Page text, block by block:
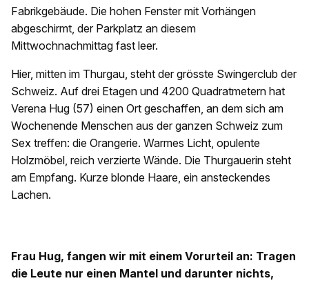
Fabrikgebäude. Die hohen Fenster mit Vorhängen
abgeschirmt, der Parkplatz an diesem
Mittwochnachmittag fast leer.
Hier, mitten im Thurgau, steht der grösste Swingerclub der
Schweiz. Auf drei Etagen und 4200 Quadratmetern hat
Verena Hug (57) einen Ort geschaffen, an dem sich am
Wochenende Menschen aus der ganzen Schweiz zum
Sex treffen: die Orangerie. Warmes Licht, opulente
Holzmöbel, reich verzierte Wände. Die Thurgauerin steht
am Empfang. Kurze blonde Haare, ein ansteckendes
Lachen.
Frau Hug, fangen wir mit einem Vorurteil an: Tragen
die Leute nur einen Mantel und darunter nichts,